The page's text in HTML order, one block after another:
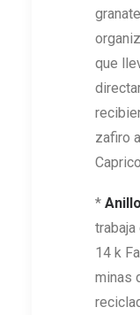
que
zafiro
*
14 k
minas